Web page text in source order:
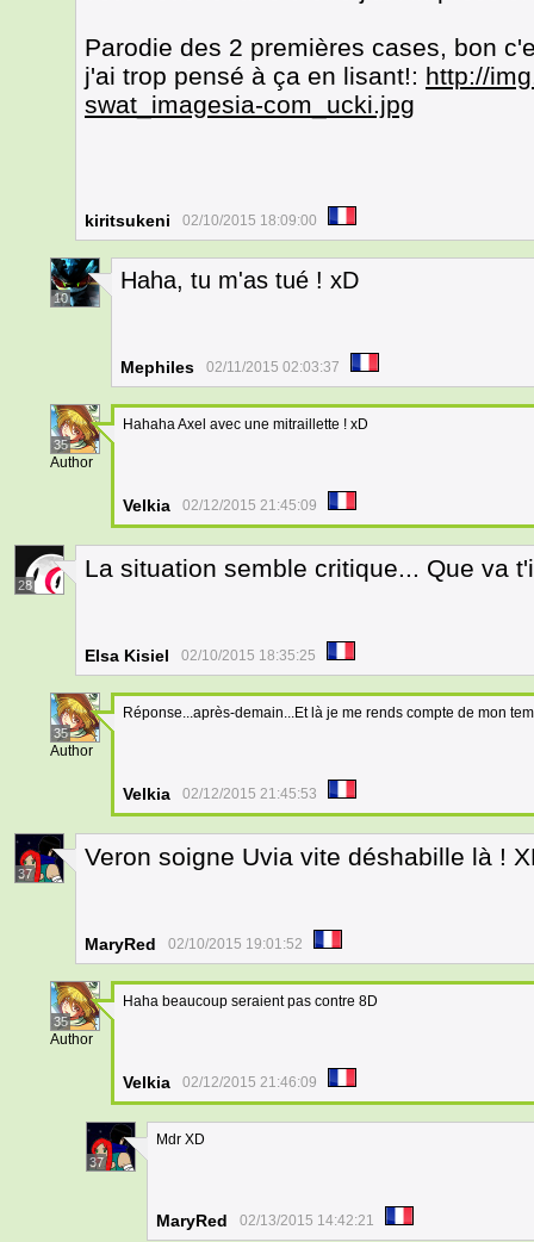
Parodie des 2 premières cases, bon
j'ai trop pensé à ça en lisant!: http://
swat_imagesia-com_ucki.jpg
kiritsukeni 02/10/2015 18:09:00
10
Haha, tu m'as tué ! xD
Mephiles 02/11/2015 02:03:37
35
Author
Hahaha Axel avec une mitraillette ! xD
Velkia 02/12/2015 21:45:09
28
La situation semble critique... Que va
Elsa Kisiel 02/10/2015 18:35:25
35
Author
Réponse...après-demain...Et là je me rends compte de mon
Velkia 02/12/2015 21:45:53
37
Veron soigne Uvia vite déshabille là !
MaryRed 02/10/2015 19:01:52
35
Author
Haha beaucoup seraient pas contre 8D
Velkia 02/12/2015 21:46:09
37
Mdr XD
MaryRed 02/13/2015 14:42:21